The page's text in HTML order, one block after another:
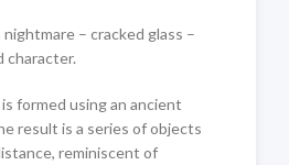
– cracked glass –
character.
formed using an ancient
result is a series of objects
reminiscent of